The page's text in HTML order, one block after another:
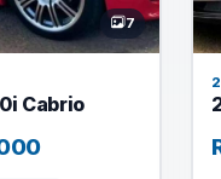
7
Cabrio